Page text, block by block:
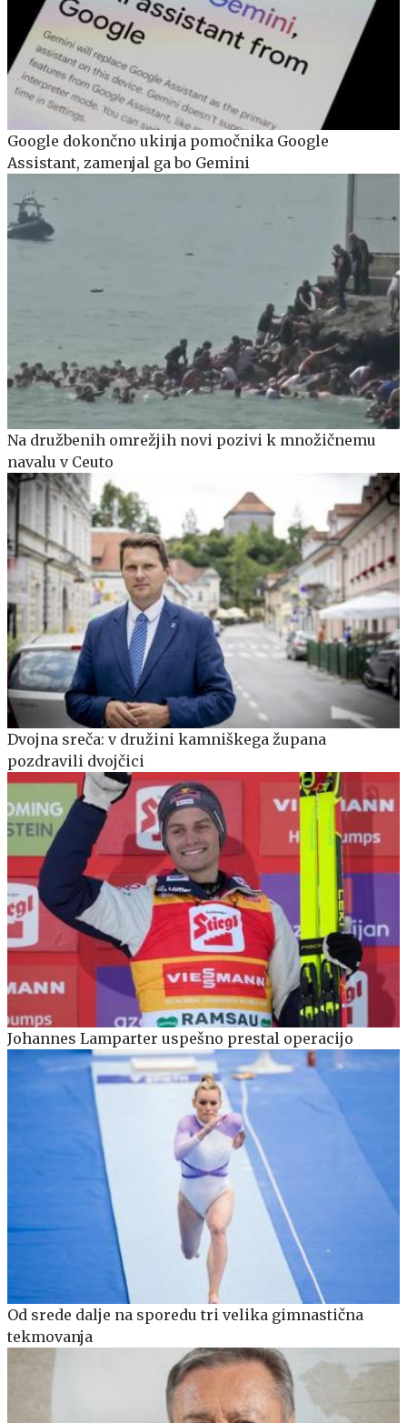
Google dokončno ukinja pomočnika Google
Assistant, zamenjal ga bo Gemini
Na družbenih omrežjih novi pozivi k množičnemu
navalu v Ceuto
Dvojna sreča: v družini kamniškega župana
pozdravili dvojčici
Johannes Lamparter uspešno prestal operacijo
Od srede dalje na sporedu tri velika gimnastična
tekmovanja